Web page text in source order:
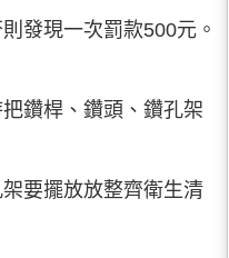
發現一次罰款500元。
鑽桿、鑽頭、鑽孔架
要擺放放整齊衛生清